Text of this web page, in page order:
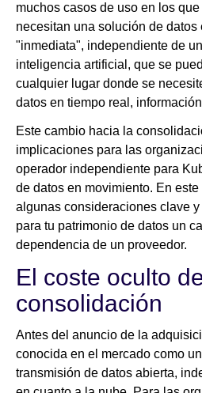
muchos casos de uso en los
necesitan una solución de
"inmediata", independiente de
inteligencia artificial, que se
cualquier lugar donde se
datos en tiempo real,
Este cambio hacia la
implicaciones para las
operador independiente para
de datos en movimiento. En
algunas consideraciones clave
para tu patrimonio de datos un
dependencia de un proveedor.
El coste oculto
consolidación
Antes del anuncio de la
conocida en el mercado como
transmisión de datos abierta,